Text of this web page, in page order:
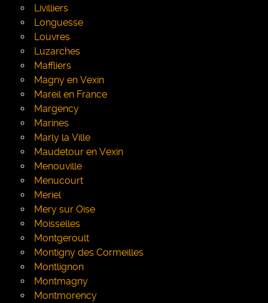
Livilliers
Longuesse
Louvres
Luzarches
Maffliers
Magny en Vexin
Mareil en France
Margency
Marines
Marly la Ville
Maudetour en Vexin
Menouville
Menucourt
Meriel
Mery sur Oise
Moisselles
Montgeroult
Montigny des Cormeilles
Montlignon
Montmagny
Montmorency